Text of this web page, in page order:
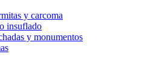
y carcoma
insuflado
y monumentos